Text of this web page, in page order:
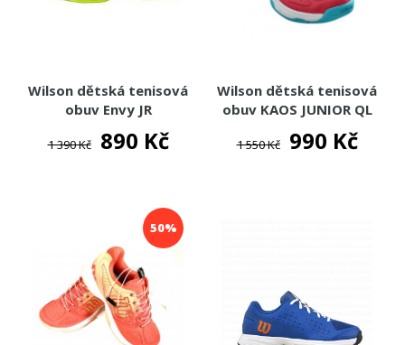
Wilson dětská tenisová
obuv Envy JR
1 390 Kč 890 Kč
Wilson dětská tenisová
obuv KAOS JUNIOR QL
1 550 Kč 990 Kč
50%